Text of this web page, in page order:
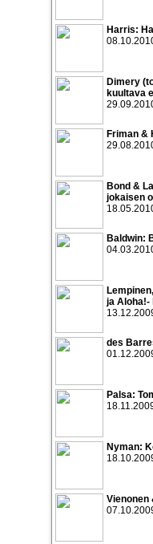
Harris:
Dimery
kuultava
Friman &
Bond &
jokaisen
Baldwin:
ja Aloha!-
des
Palsa:
Nyman:
Vienonen